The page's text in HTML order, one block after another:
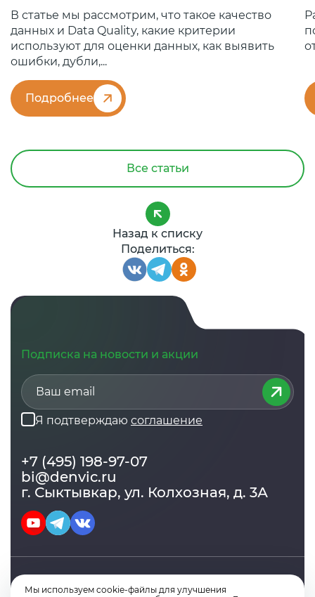
В статье мы рассмотрим, что такое качество
данных и Data Quality, какие критерии
используют для оценки данных, как выявить
ошибки, дубли,...
Подробнее
Все статьи
Назад к списку
Поделиться:
Подписка на новости и акции
Я подтверждаю соглашение
+7 (495) 198-97-07
bi@denvic.ru
г. Сыктывкар, ул. Колхозная, д. 3А
Мы используем cookie-файлы для улучшения